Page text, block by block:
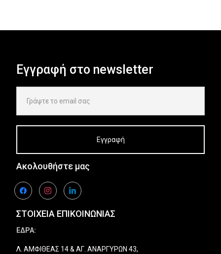
Εγγραφή στο newsletter
Ακολουθήστε μας
facebookinstagramlinkedin
ΣΤΟΙΧΕΙΑ ΕΠΙΚΟΙΝΩΝΙΑΣ
ΕΔΡΑ:
Λ. ΑΜΦΙΘΕΑΣ 14 & ΑΓ. ΑΝΑΡΓΥΡΩΝ 43,